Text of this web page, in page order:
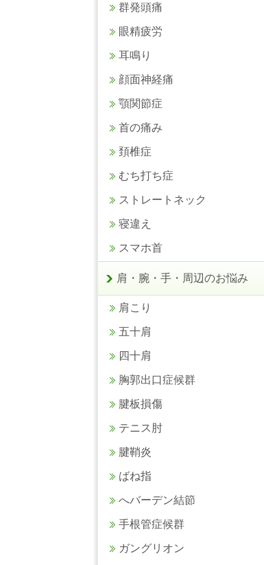
群発頭痛
眼精疲労
耳鳴り
顔面神経痛
顎関節症
首の痛み
頚椎症
むち打ち症
ストレートネック
寝違え
スマホ首
肩・腕・手・周辺のお悩み
肩こり
五十肩
四十肩
胸郭出口症候群
腱板損傷
テニス肘
腱鞘炎
ばね指
へバーデン結節
手根管症候群
ガングリオン